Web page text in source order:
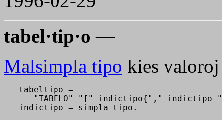
tabel·tip·o —
Malsimpla tipo kies
   tabeltipo =
"TABELO" "[" indictipo{"," indictipo
   indictipo = simpla_tipo.